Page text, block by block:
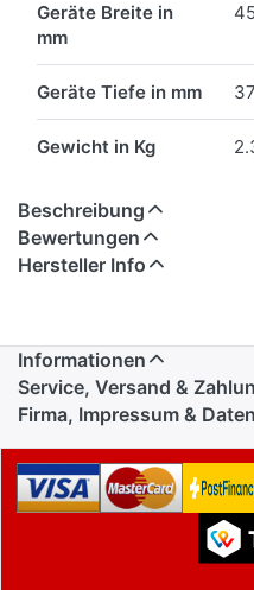
Geräte Breite in
mm
Geräte Tiefe in mm
Gewicht in Kg
Beschreibung
Bewertungen
Hersteller Info
Informationen
Service, Versand &
Firma, Impressum &